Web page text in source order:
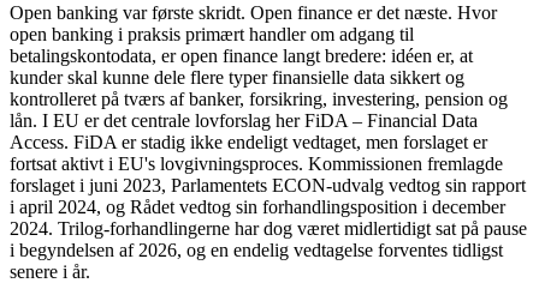
Open banking var første skridt. Open finance er det næste. Hvor
open banking i praksis primært handler om adgang til
betalingskontodata, er open finance langt bredere: idéen er, at
kunder skal kunne dele flere typer finansielle data sikkert og
kontrolleret på tværs af banker, forsikring, investering, pension og
lån. I EU er det centrale lovforslag her FiDA – Financial Data
Access. FiDA er stadig ikke endeligt vedtaget, men forslaget er
fortsat aktivt i EU's lovgivningsproces. Kommissionen fremlagde
forslaget i juni 2023, Parlamentets ECON-udvalg vedtog sin rapport
i april 2024, og Rådet vedtog sin forhandlingsposition i december
2024. Trilog-forhandlingerne har dog været midlertidigt sat på pause
i begyndelsen af 2026, og en endelig vedtagelse forventes tidligst
senere i år.